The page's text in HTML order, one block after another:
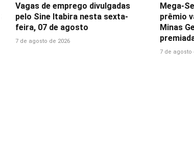
Vagas de emprego divulgadas
pelo Sine Itabira nesta sexta-
feira, 07 de agosto
7 de agosto de 2026
Mega-
prêmio
Minas
7 de agosto